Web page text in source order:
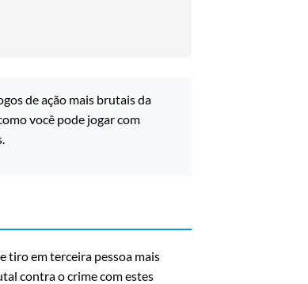
de ação mais brutais da
você pode jogar com
tiro em terceira pessoa mais
contra o crime com estes